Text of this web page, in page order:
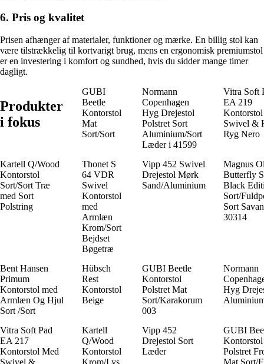
6. Pris og kvalitet
Prisen afhænger af materialer, funktioner og mærke. En billig stol kan
være tilstrækkelig til kortvarigt brug, mens en ergonomisk premiumstol
er en investering i komfort og sundhed, hvis du sidder mange timer
dagligt.
Produkter
i fokus
GUBI
Beetle
Kontorstol
Mat
Sort/Sort
Normann
Copenhagen
Hyg Drejestol
Polstret Sort
Aluminium/Sort
Læder i 41599
Vitra Soft
EA 219
Swivel &
Ryg Nero
Kartell Q/Wood
Kontorstol
Sort/Sort Træ
med Sort
Polstring
Thonet S
64 VDR
Swivel
Kontorstol
med
Armlæn
Krom/Sort
Bejdset
Bøgetræ
Vipp 452 Swivel
Drejestol Mørk
Sand/Aluminium
Magnus
Butterfly
Black
Sort/
Sort
30314
Bent Hansen
Primum
Kontorstol med
Armlæn Og Hjul
Sort /Sort
Hübsch
Rest
Kontorstol
Beige
GUBI Beetle
Kontorstol
Polstret Mat
Sort/Karakorum
003
Normann
Hyg
Vitra Soft Pad
EA 217
Kontorstol Med
Kartell
Q/Wood
Kontorstol
Vipp 452
Drejestol Sort
Læder
GUBI
Kontorstol
Polstret